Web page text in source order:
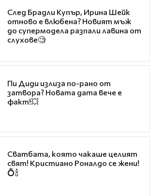
След Брадли Купър, Ирина Шейк
отново е влюбена? Новият мъж
до супермодела разпали лавина от
слухове🧐
Пи Диди излиза по-рано от
затвора? Новата дата вече е
факт!💥
Сватбата, която чакаше целият
свят! Кристиано Роналдо се жени!
💍🍾